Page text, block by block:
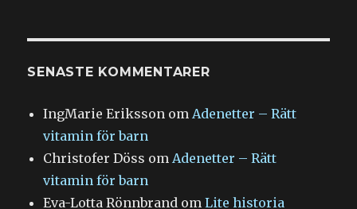
SENASTE KOMMENTARER
IngMarie Eriksson omAdenetter – Rätt
vitamin för barn
Christofer Döss omAdenetter – Rätt
vitamin för barn
Eva-Lotta Rönnbrand omLite historia